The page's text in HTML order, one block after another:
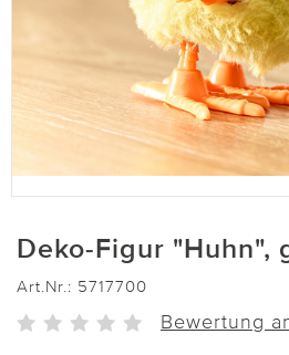
Deko-Figur "Huhn",
Art.Nr.: 5717700
Bewertung